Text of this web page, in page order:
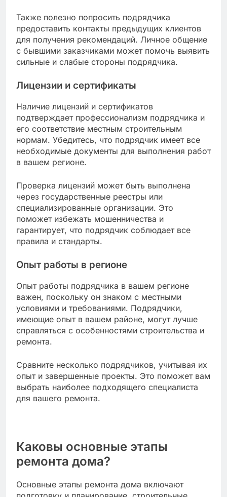
Также полезно попросить подрядчика
предоставить контакты предыдущих клиентов
для получения рекомендаций. Личное общение
с бывшими заказчиками может помочь выявить
сильные и слабые стороны подрядчика.
Лицензии и сертификаты
Наличие лицензий и сертификатов
подтверждает профессионализм подрядчика и
его соответствие местным строительным
нормам. Убедитесь, что подрядчик имеет все
необходимые документы для выполнения работ
в вашем регионе.
Проверка лицензий может быть выполнена
через государственные реестры или
специализированные организации. Это
поможет избежать мошенничества и
гарантирует, что подрядчик соблюдает все
правила и стандарты.
Опыт работы в регионе
Опыт работы подрядчика в вашем регионе
важен, поскольку он знаком с местными
условиями и требованиями. Подрядчики,
имеющие опыт в вашем районе, могут лучше
справляться с особенностями строительства и
ремонта.
Сравните несколько подрядчиков, учитывая их
опыт и завершенные проекты. Это поможет вам
выбрать наиболее подходящего специалиста
для вашего ремонта.
Каковы основные этапы
ремонта дома?
Основные этапы ремонта дома включают